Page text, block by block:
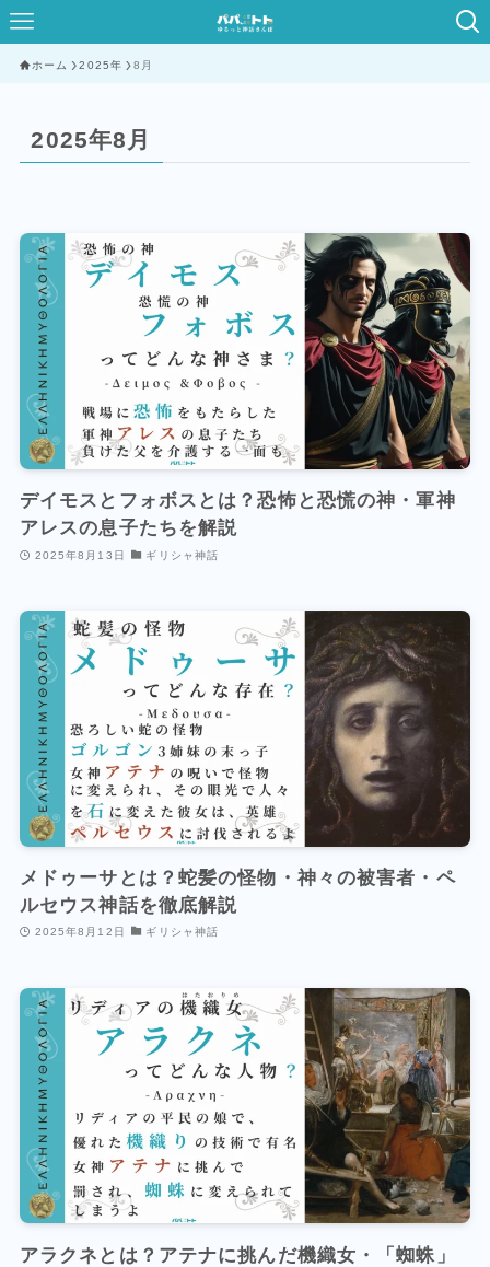
ホーム 2025年 8月
2025年8月
デイモスとフォボスとは？恐怖と恐慌の神・軍神
アレスの息子たちを解説
2025年8月13日 ギリシャ神話
メドゥーサとは？蛇髪の怪物・神々の被害者・ペ
ルセウス神話を徹底解説
2025年8月12日 ギリシャ神話
アラクネとは？アテナに挑んだ機織女・「蜘蛛」